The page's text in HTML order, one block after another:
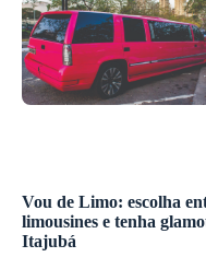
Vou de Limo: escolha
limousines e tenha
Itajubá